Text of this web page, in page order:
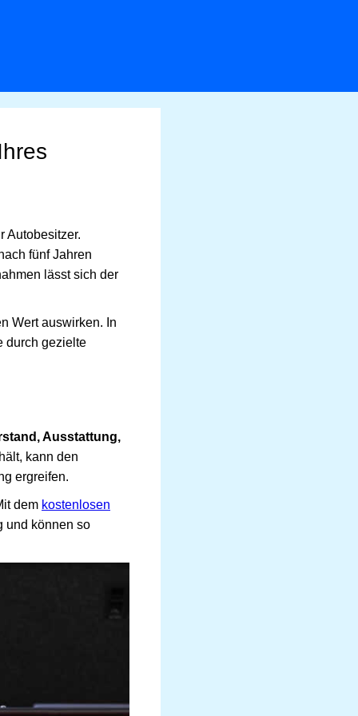
Autobesitzer.
fünf Jahren
lässt sich der
Wert auswirken. In
durch gezielte
Ausstattung,
kann den
ergreifen.
dem kostenlosen
und können so